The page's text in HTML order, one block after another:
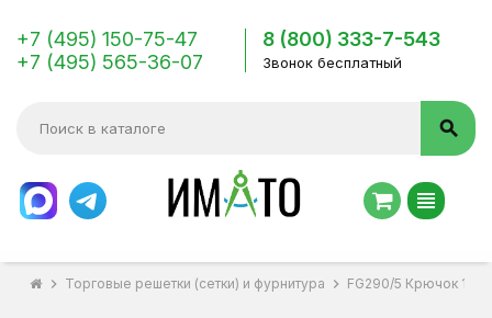
+7 (495) 150-75-47
+7 (495) 565-36-07
8 (800) 333-7-543
Звонок бесплатный
search
view_headline
chevron_right Торговые решетки (сетки) и фурнитура chevron_right FG290/5 Крючок 100